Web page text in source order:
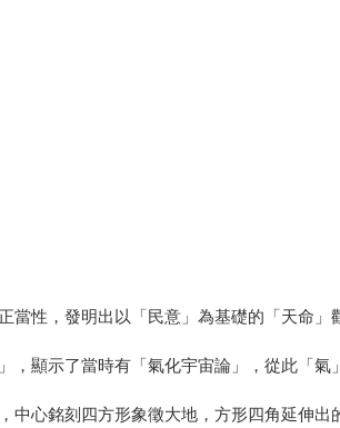
性，發明出以「民意」為基礎的「天命」
顯示了當時有「氣化宇宙論」，從此「氣
心銘刻四方形象徵大地，方形四角延伸